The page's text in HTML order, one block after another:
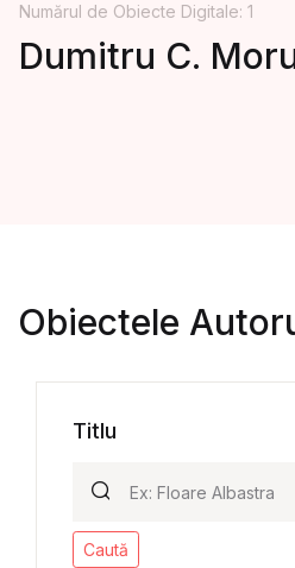
Numărul de Obiecte Digitale: 1
Dumitru C.
Obiectele
Titlu
Caută